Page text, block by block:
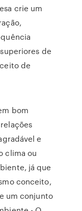
crie um
de
de
bom
e
clima ou
já que
conceito,
um conjunto